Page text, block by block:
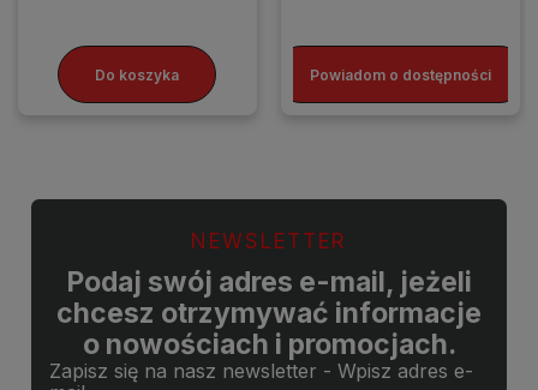
Do koszyka Powiadom o dostępności
NEWSLETTER
Podaj swój adres e-mail, jeżeli
chcesz otrzymywać informacje
o nowościach i promocjach.
Zapisz się na nasz newsletter - Wpisz adres e-